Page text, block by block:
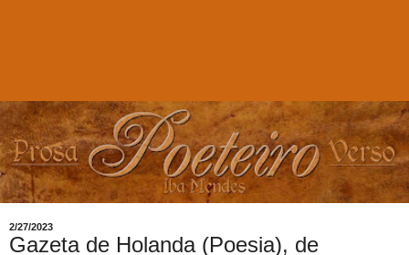
2/27/2023
Gazeta de Holanda (Poesia), de